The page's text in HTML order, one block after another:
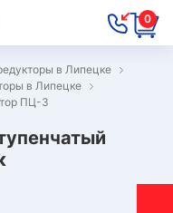
0
в Липецке
в Липецке
ПЦ-3